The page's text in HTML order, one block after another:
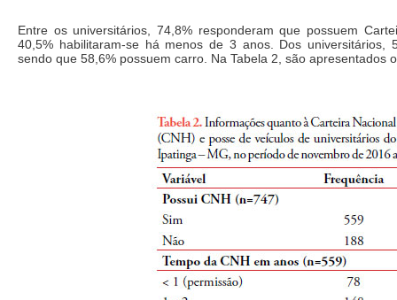
Entre os universitários, 74,8% responderam que possuem
40,5% habilitaram-se há menos de 3 anos. Dos universitários,
sendo que 58,6% possuem carro. Na Tabela 2, são apresentados